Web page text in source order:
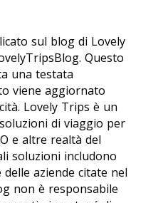
sul blog di Lovely
Questo
una testata
viene aggiornato
Lovely Trips è un
di viaggio per
e altre realtà del
soluzioni includono
aziende citate nel
non è responsabile